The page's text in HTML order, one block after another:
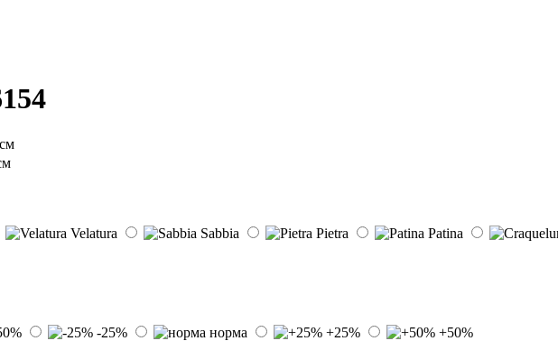
см
Velatura Sabbia Pietra Patina
-25% норма +25%
+50%